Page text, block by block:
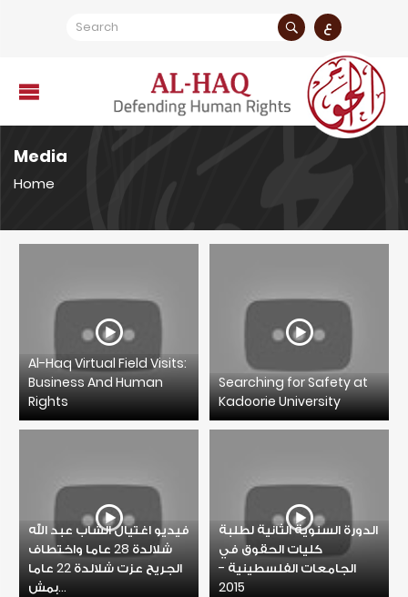
ع
Media
Home
Al-Haq Virtual Field Visits:
Business And Human
Rights
Searching for Safety at
Kadoorie University
فيديو اغتيال الشاب عبد الله
شلالدة 28 عاما واختطاف
الجريح عزت شلالدة 22 عاما
بمش...
الدورة السنوية الثانية لطلبة
كليات الحقوق في
الجامعات الفلسطينية -
2015